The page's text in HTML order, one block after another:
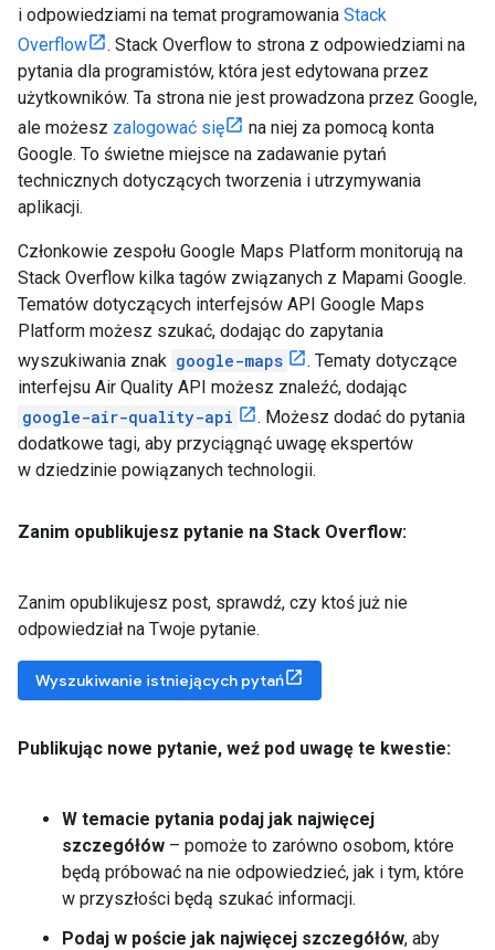
i odpowiedziami na temat programowania Stack
Overflow
. Stack Overflow to strona z odpowiedziami na
pytania dla programistów, która jest edytowana przez
użytkowników. Ta strona nie jest prowadzona przez Google,
ale możesz zalogować się
na niej za pomocą konta
Google. To świetne miejsce na zadawanie pytań
technicznych dotyczących tworzenia i utrzymywania
aplikacji.
Członkowie zespołu Google Maps Platform monitorują na
Stack Overflow kilka tagów związanych z Mapami Google.
Tematów dotyczących interfejsów API Google Maps
Platform możesz szukać, dodając do zapytania
wyszukiwania znak google-maps
. Tematy dotyczące
interfejsu Air Quality API możesz znaleźć, dodając
google-air-quality-api
. Możesz dodać do pytania
dodatkowe tagi, aby przyciągnąć uwagę ekspertów
w dziedzinie powiązanych technologii.
Zanim opublikujesz pytanie na Stack Overflow:
Zanim opublikujesz post, sprawdź, czy ktoś już nie
odpowiedział na Twoje pytanie.
Wyszukiwanie istniejących pytań
Publikując nowe pytanie, weź pod uwagę te kwestie:
W temacie pytania podaj jak najwięcej
szczegółów – pomoże to zarówno osobom, które
będą próbować na nie odpowiedzieć, jak i tym, które
w przyszłości będą szukać informacji.
Podaj w poście jak najwięcej szczegółów, aby